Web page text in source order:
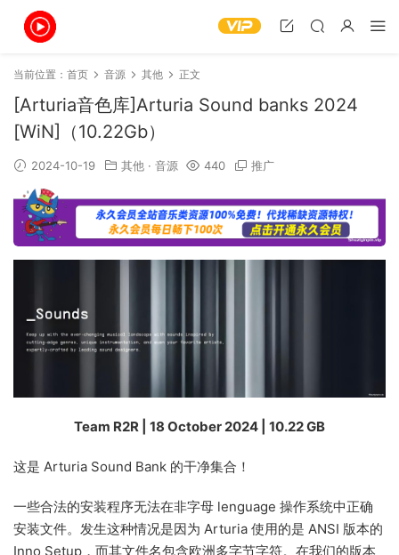
当前位置： 首页 音源 其他 正文
[Arturia音色库]Arturia Sound banks 2024
[WiN]（10.22Gb）
2024-10-19 其他 · 音源 440 推广
Team R2R | 18 October 2024 | 10.22 GB
这是 Arturia Sound Bank 的干净集合！
一些合法的安装程序无法在非字母 lenguage 操作系统中正确
安装文件。发生这种情况是因为 Arturia 使用的是 ANSI 版本的
Inno Setup，而其文件名包含欧洲多字节字符。在我们的版本